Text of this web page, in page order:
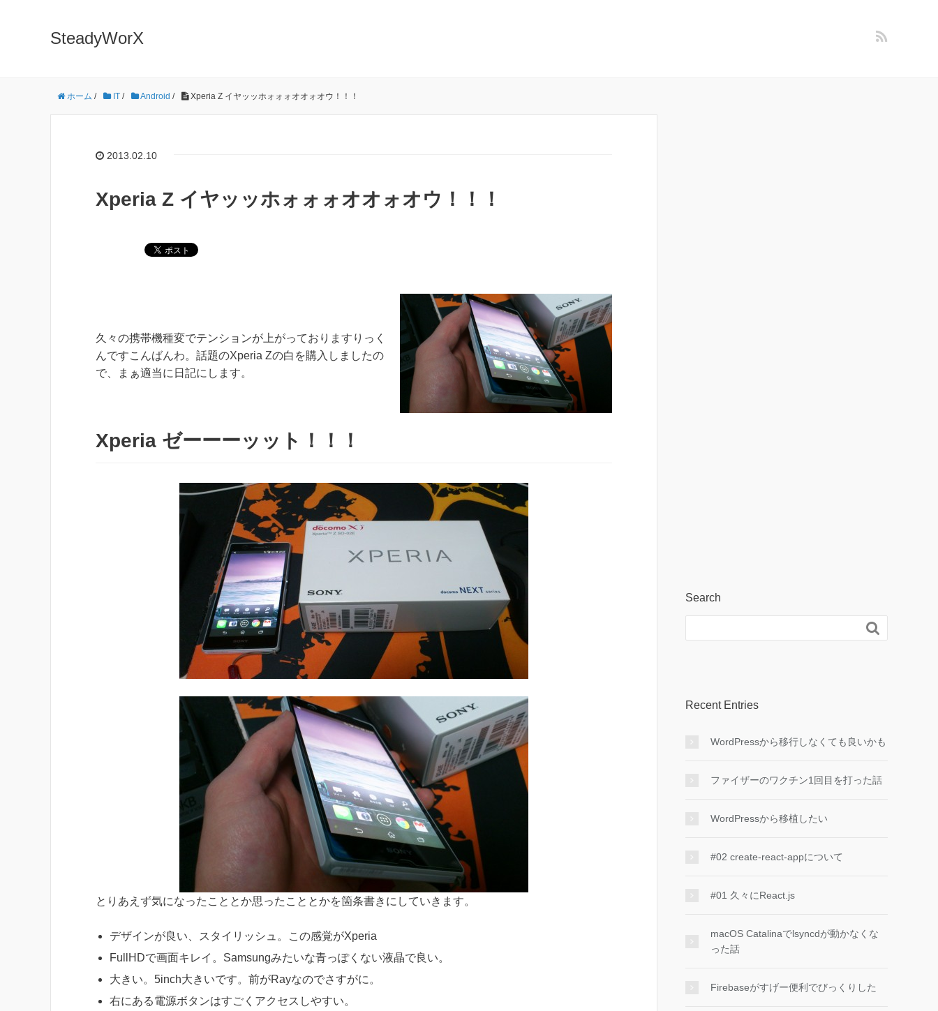
SteadyWorX
ホーム / IT / Android / Xperia Z イヤッッホォォォオオォオウ！！！
2013.02.10
Xperia Z イヤッッホォォォオオォオウ！！！
久々の携帯機種変でテンションが上がっておりますりっく
んですこんばんわ。話題のXperia Zの白を購入しましたの
で、まぁ適当に日記にします。
Xperia ゼーーーッット！！！
とりあえず気になったこととか思ったこととかを箇条書きにしていきます。
デザインが良い、スタイリッシュ。この感覚がXperia
FullHDで画面キレイ。Samsungみたいな青っぽくない液晶で良い。
大きい。5inch大きいです。前がRayなのでさすがに。
右にある電源ボタンはすごくアクセスしやすい。
Search

Recent Entries
WordPressから移行しなくても良いかも
ファイザーのワクチン1回目を打った話
WordPressから移植したい
#02 create-react-appについて
#01 久々にReact.js
macOS Catalinaでlsyncdが動かなくな
った話
Firebaseがすげー便利でびっくりした